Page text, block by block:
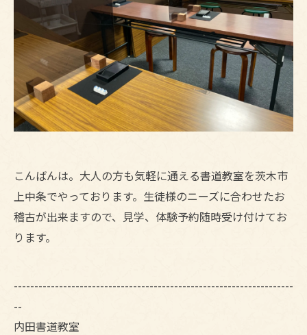
こんばんは。大人の方も気軽に通える書道教室を茨木市
上中条でやっております。生徒様のニーズに合わせたお
稽古が出来ますので、見学、体験予約随時受け付けてお
ります。
--------------------------------------------------------------------
--
内田書道教室